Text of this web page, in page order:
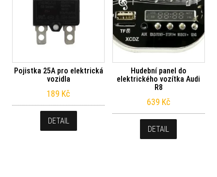
Pojistka 25A pro elektrická
vozidla
189 Kč
DETAIL
Hudební panel do
elektrického vozítka Audi
R8
639 Kč
DETAIL